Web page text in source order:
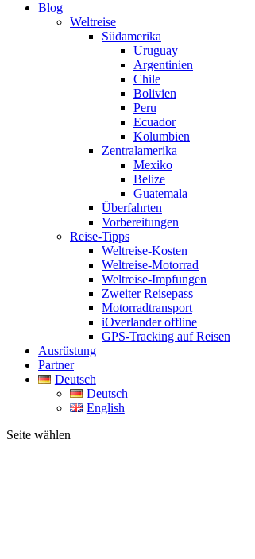
Blog
Weltreise
Südamerika
Uruguay
Argentinien
Chile
Bolivien
Peru
Ecuador
Kolumbien
Zentralamerika
Mexiko
Belize
Guatemala
Überfahrten
Vorbereitungen
Reise-Tipps
Weltreise-Kosten
Weltreise-Motorrad
Weltreise-Impfungen
Zweiter Reisepass
Motorradtransport
iOverlander offline
GPS-Tracking auf Reisen
Ausrüstung
Partner
Deutsch
Deutsch
English
Seite wählen